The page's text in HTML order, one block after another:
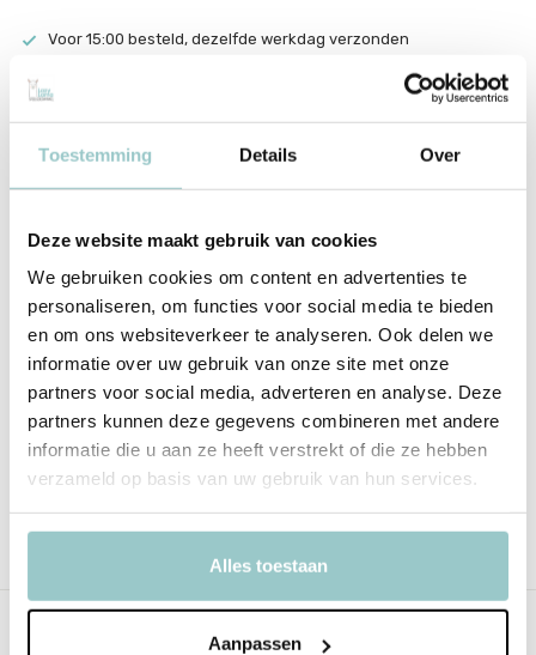
Toestemming Details Over
Deze website maakt gebruik van cookies
We gebruiken cookies om content en advertenties te
personaliseren, om functies voor social media te bieden
en om ons websiteverkeer te analyseren. Ook delen we
informatie over uw gebruik van onze site met onze
partners voor social media, adverteren en analyse. Deze
partners kunnen deze gegevens combineren met andere
informatie die u aan ze heeft verstrekt of die ze hebben
verzameld op basis van uw gebruik van hun services.
Alles toestaan
Aanpassen
Voor 15:00 besteld, dezelfde werkdag verzonden
Met zorg ingepakt vanuit onze conceptstore
Productspecificaties
EAN 3700217347031
Leeftijd Geschikt vanaf 6 jaar
Delen
Tags
Krijtjes